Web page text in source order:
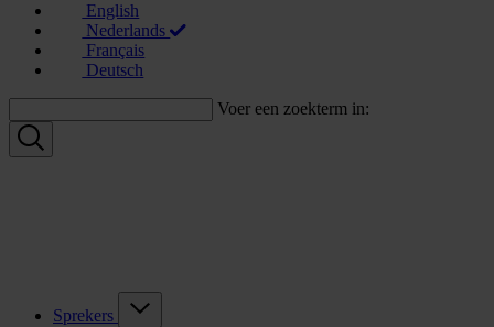
English
Nederlands
Français
Deutsch
Voer een zoekterm in:
Sprekers